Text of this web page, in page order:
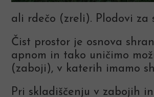
ali rdečo (zreli). Plodovi
Čist prostor je osnova
apnom in tako uničimo
(zaboji), v katerih imamo
Pri skladiščenju v zabojih